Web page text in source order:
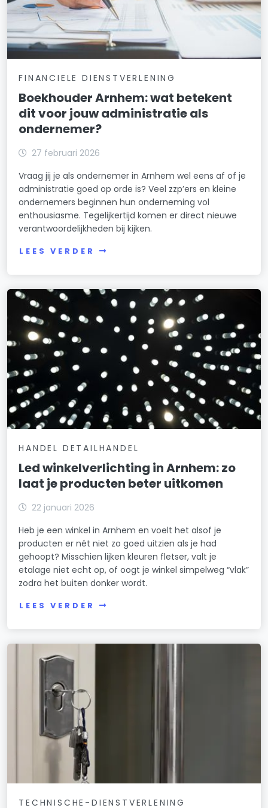
FINANCIELE DIENSTVERLENING
Boekhouder Arnhem: wat betekent
dit voor jouw administratie als
ondernemer?
27 februari 2026
Vraag jij je als ondernemer in Arnhem wel eens af of je
administratie goed op orde is? Veel zzp’ers en kleine
ondernemers beginnen hun onderneming vol
enthousiasme. Tegelijkertijd komen er direct nieuwe
verantwoordelijkheden bij kijken.
LEES VERDER
HANDEL DETAILHANDEL
Led winkelverlichting in Arnhem: zo
laat je producten beter uitkomen
22 januari 2026
Heb je een winkel in Arnhem en voelt het alsof je
producten er nét niet zo goed uitzien als je had
gehoopt? Misschien lijken kleuren fletser, valt je
etalage niet echt op, of oogt je winkel simpelweg “vlak”
zodra het buiten donker wordt.
LEES VERDER
TECHNISCHE-DIENSTVERLENING